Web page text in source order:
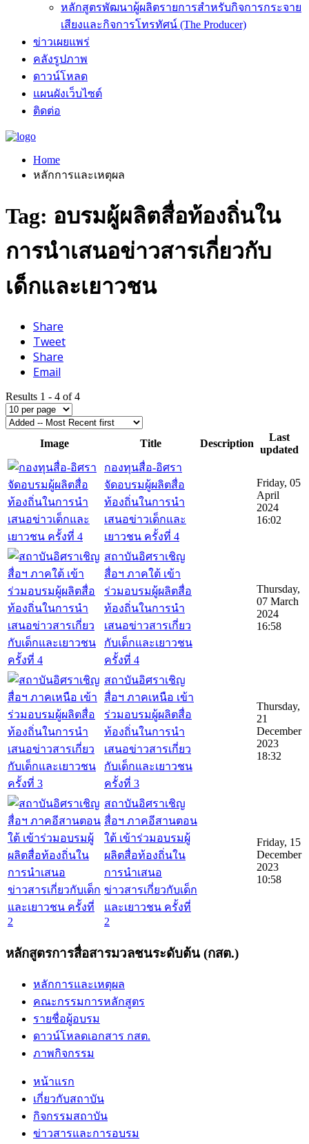
หลักสูตรพัฒนาผู้ผลิตรายการสำหรับกิจการกระจาย
เสียงและกิจการโทรทัศน์ (The Producer)
ข่าวเผยแพร่
คลังรูปภาพ
ดาวน์โหลด
แผนผังเว็บไซต์
ติดต่อ
Home
หลักการและเหตุผล
Tag: อบรมผู้ผลิตสื่อท้องถิ่นใน
การนำเสนอข่าวสารเกี่ยวกับ
เด็กและเยาวชน
Share
Tweet
Share
Email
Results 1 - 4 of 4
Image Title Description
Last
updated
กองทุนสื่อ-อิศรา
จัดอบรมผู้ผลิตสื่อ
ท้องถิ่นในการนำ
เสนอข่าวเด็กและ
เยาวชน ครั้งที่ 4
Friday, 05
April
2024
16:02
สถาบันอิศราเชิญ
สื่อฯ ภาคใต้ เข้า
ร่วมอบรมผู้ผลิตสื่อ
ท้องถิ่นในการนำ
เสนอข่าวสารเกี่ยว
กับเด็กและเยาวชน
ครั้งที่ 4
Thursday,
07 March
2024
16:58
สถาบันอิศราเชิญ
สื่อฯ ภาคเหนือ เข้า
ร่วมอบรมผู้ผลิตสื่อ
ท้องถิ่นในการนำ
เสนอข่าวสารเกี่ยว
กับเด็กและเยาวชน
ครั้งที่ 3
Thursday,
21
December
2023
18:32
สถาบันอิศราเชิญ
สื่อฯ ภาคอีสานตอน
ใต้ เข้าร่วมอบรมผู้
ผลิตสื่อท้องถิ่นใน
การนำเสนอ
ข่าวสารเกี่ยวกับเด็ก
และเยาวชน ครั้งที่
2
Friday, 15
December
2023
10:58
หลักสูตรการสื่อสารมวลชนระดับต้น (กสต.)
หลักการและเหตุผล
คณะกรรมการหลักสูตร
รายชื่อผู้อบรม
ดาวน์โหลดเอกสาร กสต.
ภาพกิจกรรม
หน้าแรก
เกี่ยวกับสถาบัน
กิจกรรมสถาบัน
ข่าวสารและการอบรม